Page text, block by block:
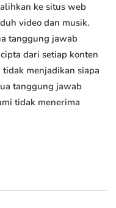
ke situs web
video dan musik.
tanggung jawab
dari setiap konten
menjadikan siapa
tanggung jawab
tidak menerima